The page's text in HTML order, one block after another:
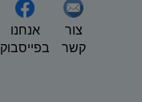
אנחנו
בפייסבוק
צור
קשר